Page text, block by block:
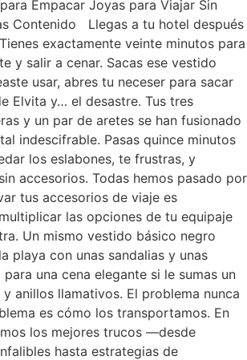
Empacar Joyas para Viajar Sin
Contenido Llegas a tu hotel después
exactamente veinte minutos para
y salir a cenar. Sacas ese vestido
usar, abres tu neceser para sacar
Elvita y… el desastre. Tus tres
y un par de aretes se han fusionado
indescifrable. Pasas quince minutos
los eslabones, te frustras, y
accesorios. Todas hemos pasado por
tus accesorios de viaje es
las opciones de tu equipaje
Un mismo vestido básico negro
playa con unas sandalias y unas
una cena elegante si le sumas un
anillos llamativos. El problema nunca
es cómo los transportamos. En
los mejores trucos —desde
hasta estrategias de